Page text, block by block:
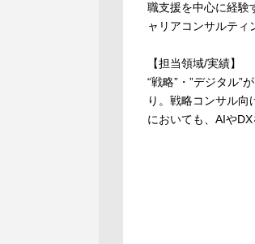
職支援を中心に経験
ャリアコンサルティ
【担当領域/実績】
“戦略”・”デジタル”
り。戦略コンサル
においても、AIや